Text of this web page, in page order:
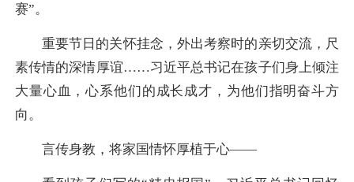
赛”。
重要节日的关怀挂念，外出考察时的亲切交流，尺
素传情的深情厚谊……习近平总书记在孩子们身上倾注
大量心血，心系他们的成长成才，为他们指明奋斗方
向。
言传身教，将家国情怀厚植于心——